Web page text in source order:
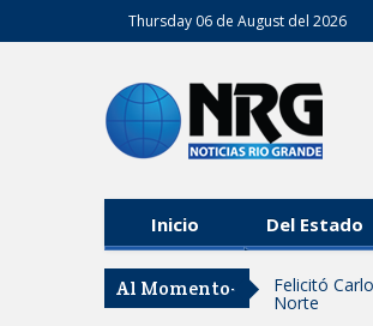
Thursday 06 de August del 2026
Inicio Del Estado
Al Momento- Felicitó
Norte